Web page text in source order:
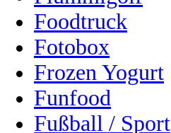
Foodtruck
Fotobox
Frozen Yogurt
Funfood
Fußball / Sport